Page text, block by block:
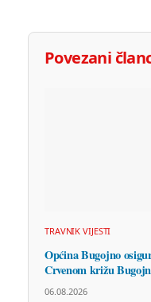
Povezani
TRAVNIK VIJESTI
Općina Bugojno
Crvenom križu
06.08.2026